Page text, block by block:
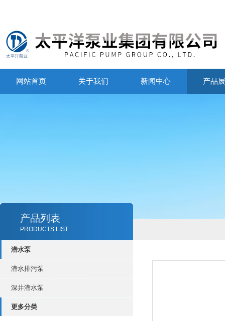
网站首页 关于我们 新闻中心 产品
产品列表
PRODUCTS LIST
潜水泵
潜水排污泵
深井潜水泵
更多分类